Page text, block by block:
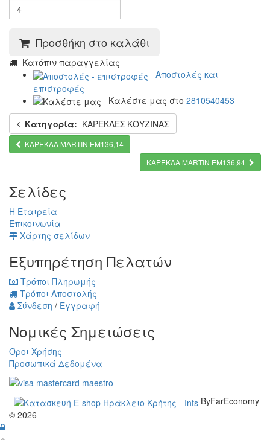
Προσθήκη στο καλάθι
Kατόπιν παραγγελίας
Αποστολές και
επιστροφές
Καλέστε μας στο 2810540453
Κατηγορία: ΚΑΡΕΚΛΕΣ ΚΟΥΖΙΝΑΣ
ΚΑΡΕΚΛΑ MARTIN ΕΜ136,14
ΚΑΡΕΚΛΑ MARTIN ΕΜ136,94
Σελίδες
Η Εταιρεία
Επικοινωνία
Χάρτης σελίδων
Εξυπηρέτηση Πελατών
Τρόποι Πληρωμής
Τρόποι Αποστολής
Σύνδεση / Εγγραφή
Νομικές Σημειώσεις
Όροι Χρήσης
Προσωπικά Δεδομένα
ByFarEconomy
© 2026